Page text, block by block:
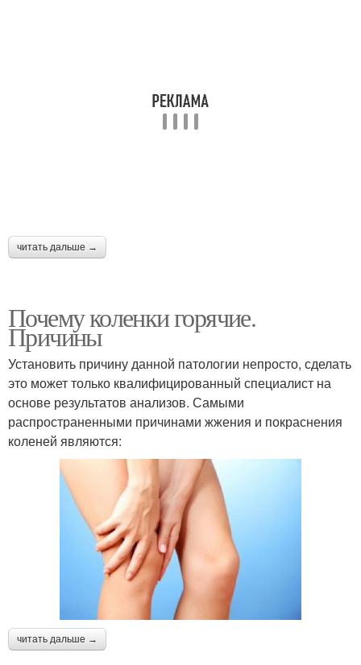
читать дальше →
Почему коленки горячие.
Причины
Установить причину данной патологии непросто, сделать
это может только квалифицированный специалист на
основе результатов анализов. Самыми
распространенными причинами жжения и покраснения
коленей являются:
читать дальше →